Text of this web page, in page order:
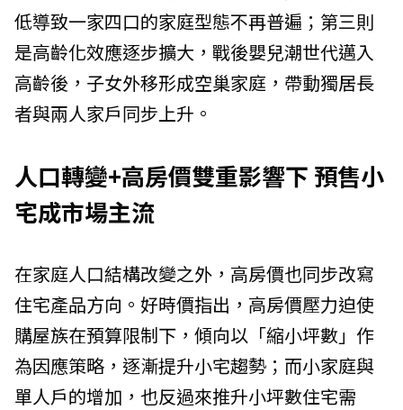
低導致一家四口的家庭型態不再普遍；第三則
是高齡化效應逐步擴大，戰後嬰兒潮世代邁入
高齡後，子女外移形成空巢家庭，帶動獨居長
者與兩人家戶同步上升。
人口轉變+高房價雙重影響下 預售小
宅成市場主流
在家庭人口結構改變之外，高房價也同步改寫
住宅產品方向。好時價指出，高房價壓力迫使
購屋族在預算限制下，傾向以「縮小坪數」作
為因應策略，逐漸提升小宅趨勢；而小家庭與
單人戶的增加，也反過來推升小坪數住宅需